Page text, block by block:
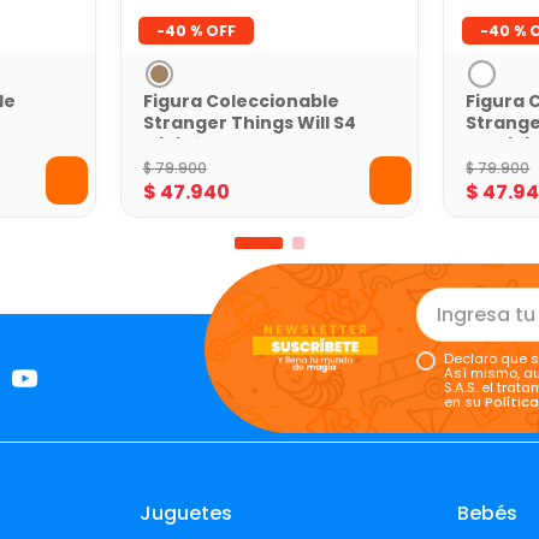
-40 %
Figura Coleccionable
Stranger Things Will S4
Minix 12 cm
$79.900
$ 47.940
-40 %
Figura
S4
$79.900
$ 47.
Declaro que
Así mismo,
S.A.S. el
en su
Juguetes Bebés